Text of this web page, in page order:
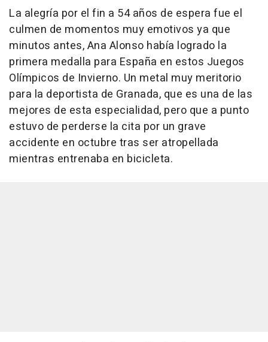
La alegría por el fin a 54 años de espera fue el
culmen de momentos muy emotivos ya que
minutos antes, Ana Alonso había logrado la
primera medalla para España en estos Juegos
Olímpicos de Invierno. Un metal muy meritorio
para la deportista de Granada, que es una de las
mejores de esta especialidad, pero que a punto
estuvo de perderse la cita por un grave
accidente en octubre tras ser atropellada
mientras entrenaba en bicicleta.